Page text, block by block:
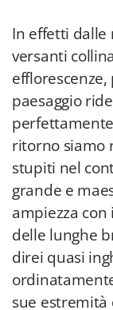
In effetti
versanti
paesaggio
ritorno siamo
stupiti nel
grande e
ampiezza
delle lunghe
direi quasi
sue